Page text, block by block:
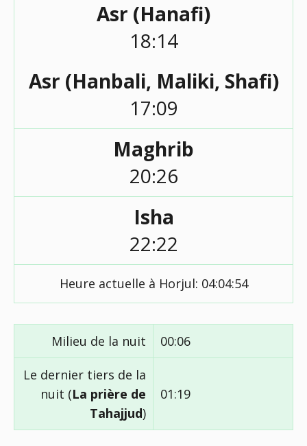
Asr (Hanafi)
18:14
Asr (Hanbali, Maliki, Shafi)
17:09
Maghrib
20:26
Isha
22:22
Heure actuelle à Horjul: 04:04:54
Milieu de la nuit 00:06
Le dernier tiers de la
nuit (La prière de
Tahajjud)
01:19